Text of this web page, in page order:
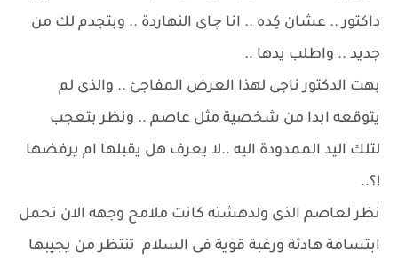
داكتور .. عشان كِده .. انا چاى النهاردة .. وبتجدم لك من
جديد .. واطلب يدها ..
بهت الدكتور ناجى لهذا العرض المفاجئ .. والذى لم
يتوقعه ابدا من شخصية مثل عاصم .. ونظر بتعجب
لتلك اليد الممدودة اليه ..لا يعرف هل يقبلها ام يرفضها
!؟..
نظر لعاصم الذى ولدهشته كانت ملامح وجهه الان تحمل
ابتسامة هادئة ورغبة قوية فى السلام تنتظر من يجيبها